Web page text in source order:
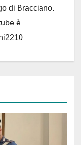
di Bracciano.
è